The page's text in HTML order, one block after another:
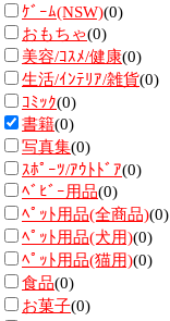
ｹﾞｰﾑ(NSW)(0)
おもちゃ(0)
美容/ｺｽﾒ/健康(0)
生活/ｲﾝﾃﾘｱ/雑貨(0)
ｺﾐｯｸ(0)
書籍(0)
写真集(0)
ｽﾎﾟｰﾂ/ｱｳﾄﾄﾞｱ(0)
ﾍﾞﾋﾞｰ用品(0)
ﾍﾟｯﾄ用品(全商品)(0)
ﾍﾟｯﾄ用品(犬用)(0)
ﾍﾟｯﾄ用品(猫用)(0)
食品(0)
お菓子(0)